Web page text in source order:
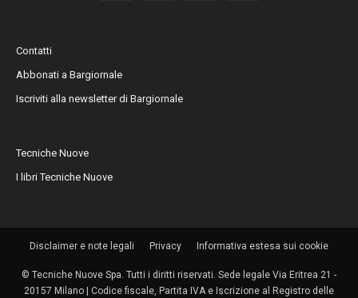
Contatti
Abbonati a Bargiornale
Iscriviti alla newsletter di Bargiornale
Tecniche Nuove
I libri Tecniche Nuove
Disclaimer e note legali Privacy Informativa estesa sui cookie
© Tecniche Nuove Spa. Tutti i diritti riservati. Sede legale Via Eritrea 21 -
20157 Milano | Codice fiscale, Partita IVA e Iscrizione al Registro delle